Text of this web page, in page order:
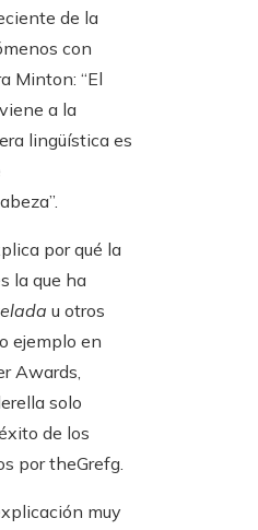
de la
con
Minton: “El
a la
lingüística es
por qué la
la que ha
u otros
ejemplo en
Awards,
solo
de los
por theGrefg.
muy